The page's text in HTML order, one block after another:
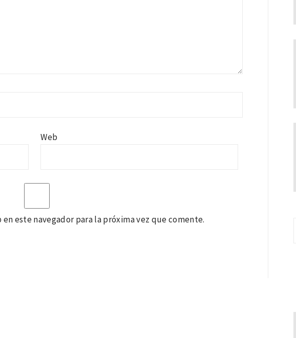
Web
este navegador para la próxima vez que comente.